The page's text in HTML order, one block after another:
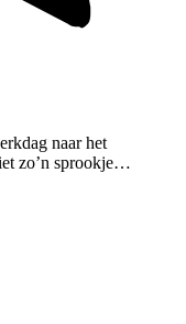
naar het
zo’n sprookje…